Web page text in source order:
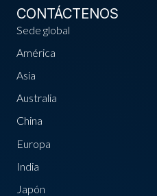
CONTÁCTENOS
Sede global
América
Asia
Australia
China
Europa
India
Japón